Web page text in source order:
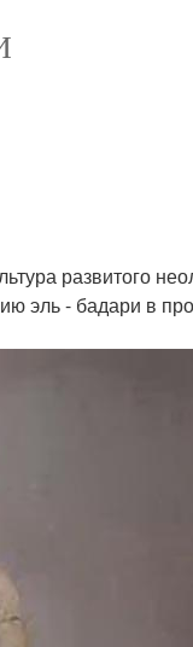
развитого
эль - бадари в